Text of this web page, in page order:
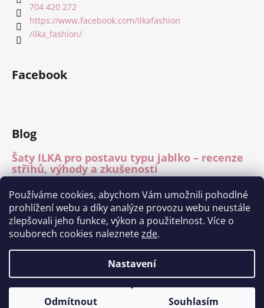
Používáme cookies, abychom Vám umožnili pohodlné
prohlížení webu a díky analýze provozu webu neustále
zlepšovali jeho funkce, výkon a použitelnost. Více o
souborech cookies naleznetezde.
Nastavení
Odmítnout Souhlasím
704 420 272
https://www.facebook.com/Ilkafashion
/ilka_fashion/
Facebook
Blog
Šaty ILKA pro postavu typu jablko – recenze
střihů, výhody a zkušenosti
Mléčné hedvábí – recenze materiálu
15.7.2026
Módní přehlídka Charita Tábor 11.6.2026
1.7.2026
Copyright 2026Ilka fashion . Všechna práva vyhrazena.